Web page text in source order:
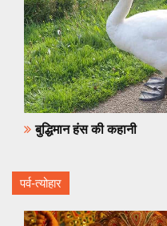
बुद्धिमान हंस की कहानी
पर्व-त्योहार